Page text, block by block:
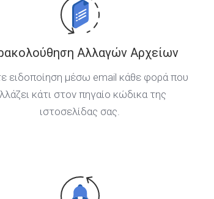
Αλλαγών Αρχείων
ειδοποίηση μέσω email κάθε φορά που
κάτι στον πηγαίο κώδικα της
ιστοσελίδας σας.